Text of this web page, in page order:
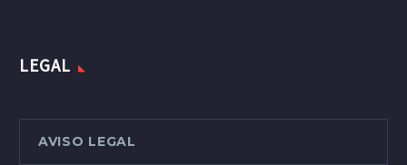
LEGAL
AVISO LEGAL